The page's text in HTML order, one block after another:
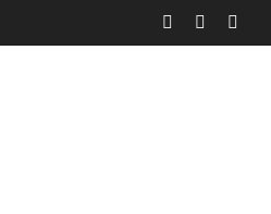
Facebook